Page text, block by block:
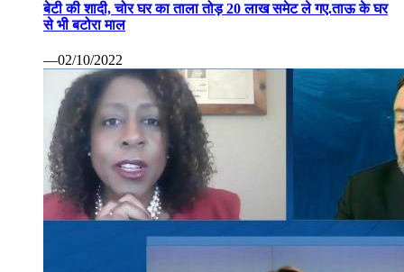
बेटी की शादी, चोर घर का ताला तोड़ 20 लाख समेट ले गए.ताऊ के घर
से भी बटोरा माल
—02/10/2022